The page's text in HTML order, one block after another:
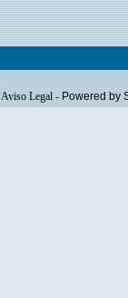
Aviso Legal- Powered by